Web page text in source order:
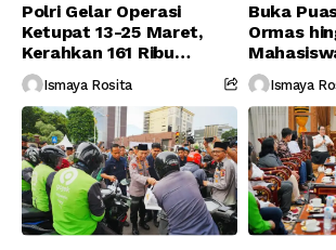
Polri Gelar Operasi
Ketupat 13-25 Maret,
Kerahkan 161 Ribu
Personel Gabungan
Ismaya Rosita
Buka
Ormas
Serukan
Program
Ismaya